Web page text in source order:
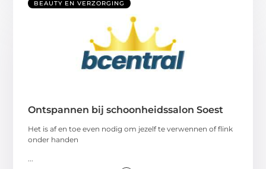
BEAUTY EN VERZORGING
Ontspannen bij schoonheidssalon Soest
Het is af en toe even nodig om jezelf te verwennen of flink
onder handen
...